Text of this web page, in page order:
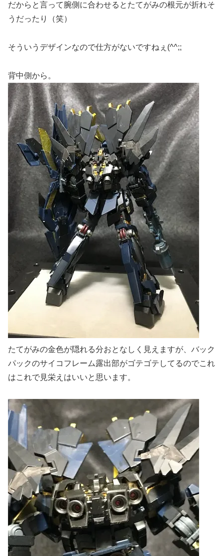
だからと言って腕側に合わせるとたてがみの根元が折れそ
うだったり（笑）
そういうデザインなので仕方がないですねぇ(^^;;
背中側から。
たてがみの金色が隠れる分おとなしく見えますが、バック
パックのサイコフレーム露出部がゴテゴテしてるのでこれ
はこれで見栄えはいいと思います。